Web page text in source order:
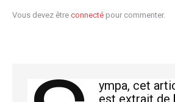
Vous devez être connecté pour commenter.
ympa, cet